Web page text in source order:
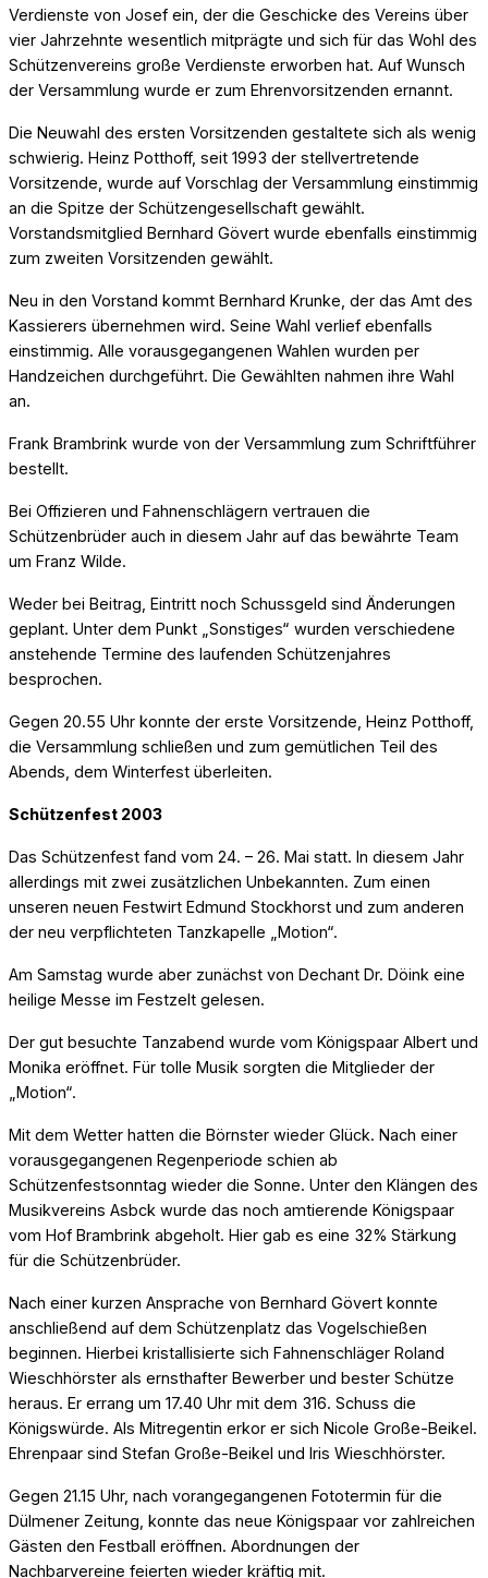
Verdienste von Josef ein, der die Geschicke des Vereins über
vier Jahrzehnte wesentlich mitprägte und sich für das Wohl des
Schützenvereins große Verdienste erworben hat. Auf Wunsch
der Versammlung wurde er zum Ehrenvorsitzenden ernannt.
Die Neuwahl des ersten Vorsitzenden gestaltete sich als wenig
schwierig. Heinz Potthoff, seit 1993 der stellvertretende
Vorsitzende, wurde auf Vorschlag der Versammlung einstimmig
an die Spitze der Schützengesellschaft gewählt.
Vorstandsmitglied Bernhard Gövert wurde ebenfalls einstimmig
zum zweiten Vorsitzenden gewählt.
Neu in den Vorstand kommt Bernhard Krunke, der das Amt des
Kassierers übernehmen wird. Seine Wahl verlief ebenfalls
einstimmig. Alle vorausgegangenen Wahlen wurden per
Handzeichen durchgeführt. Die Gewählten nahmen ihre Wahl
an.
Frank Brambrink wurde von der Versammlung zum Schriftführer
bestellt.
Bei Offizieren und Fahnenschlägern vertrauen die
Schützenbrüder auch in diesem Jahr auf das bewährte Team
um Franz Wilde.
Weder bei Beitrag, Eintritt noch Schussgeld sind Änderungen
geplant. Unter dem Punkt „Sonstiges“ wurden verschiedene
anstehende Termine des laufenden Schützenjahres
besprochen.
Gegen 20.55 Uhr konnte der erste Vorsitzende, Heinz Potthoff,
die Versammlung schließen und zum gemütlichen Teil des
Abends, dem Winterfest überleiten.
Schützenfest 2003
Das Schützenfest fand vom 24. – 26. Mai statt. In diesem Jahr
allerdings mit zwei zusätzlichen Unbekannten. Zum einen
unseren neuen Festwirt Edmund Stockhorst und zum anderen
der neu verpflichteten Tanzkapelle „Motion“.
Am Samstag wurde aber zunächst von Dechant Dr. Döink eine
heilige Messe im Festzelt gelesen.
Der gut besuchte Tanzabend wurde vom Königspaar Albert und
Monika eröffnet. Für tolle Musik sorgten die Mitglieder der
„Motion“.
Mit dem Wetter hatten die Börnster wieder Glück. Nach einer
vorausgegangenen Regenperiode schien ab
Schützenfestsonntag wieder die Sonne. Unter den Klängen des
Musikvereins Asbck wurde das noch amtierende Königspaar
vom Hof Brambrink abgeholt. Hier gab es eine 32% Stärkung
für die Schützenbrüder.
Nach einer kurzen Ansprache von Bernhard Gövert konnte
anschließend auf dem Schützenplatz das Vogelschießen
beginnen. Hierbei kristallisierte sich Fahnenschläger Roland
Wieschhörster als ernsthafter Bewerber und bester Schütze
heraus. Er errang um 17.40 Uhr mit dem 316. Schuss die
Königswürde. Als Mitregentin erkor er sich Nicole Große-Beikel.
Ehrenpaar sind Stefan Große-Beikel und Iris Wieschhörster.
Gegen 21.15 Uhr, nach vorangegangenen Fototermin für die
Dülmener Zeitung, konnte das neue Königspaar vor zahlreichen
Gästen den Festball eröffnen. Abordnungen der
Nachbarvereine feierten wieder kräftig mit.